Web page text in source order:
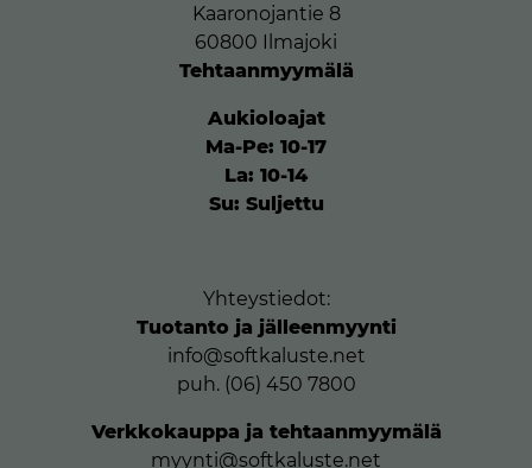
Kaaronojantie 8
60800 Ilmajoki
Tehtaanmyymälä
Aukioloajat
Ma-Pe: 10-17
La: 10-14
Su: Suljettu
Yhteystiedot:
Tuotanto ja jälleenmyynti
info@softkaluste.net
puh. (06) 450 7800
Verkkokauppa ja tehtaanmyymälä
myynti@softkaluste.net